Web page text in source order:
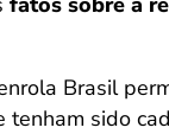
Brasil
tenham sido